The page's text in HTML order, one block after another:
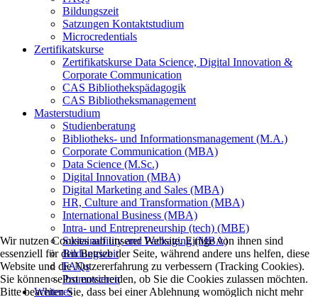
Bildungszeit
Satzungen Kontaktstudium
Microcredentials
Zertifikatskurse
Zertifikatskurse Data Science, Digital Innovation &
Corporate Communication
CAS Bibliothekspädagogik
CAS Bibliotheksmanagement
Masterstudium
Studienberatung
Bibliotheks- und Informationsmanagement (M.A.)
Corporate Communication (MBA)
Data Science (M.Sc.)
Digital Innovation (MBA)
Digital Marketing and Sales (MBA)
HR, Culture and Transformation (MBA)
International Business (MBA)
Intra- und Entrepreneurship (tech) (MBE)
Sustainability and Packaging (MBA)
Bildungszeit
FAQs
Promovieren
Weiteres
Wir nutzen Cookies auf unserer Website. Einige von ihnen sind
essenziell für den Betrieb der Seite, während andere uns helfen, diese
Website und die Nutzererfahrung zu verbessern (Tracking Cookies).
Sie können selbst entscheiden, ob Sie die Cookies zulassen möchten.
Bitte beachten Sie, dass bei einer Ablehnung womöglich nicht mehr